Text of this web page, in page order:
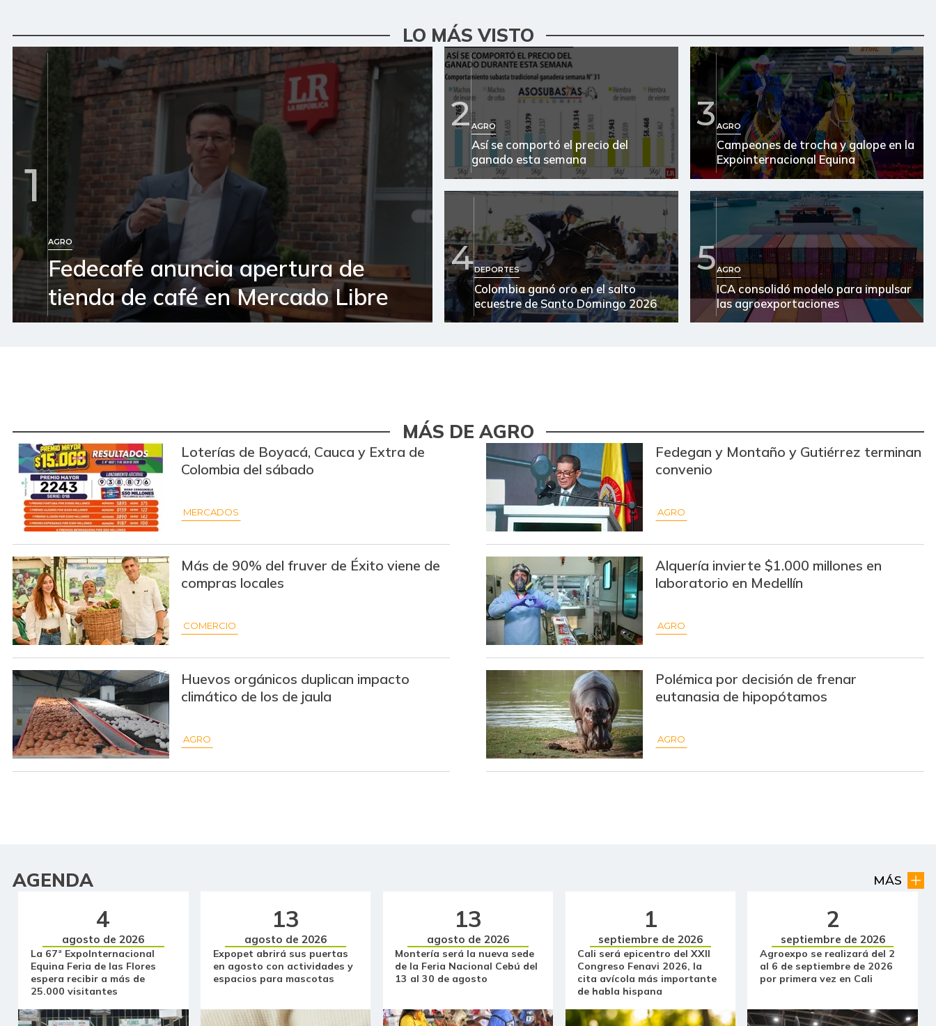
Arroz de primera
Arveja verde $ 7.174,00 - -
Atún en lata $ 20.380,00 - -
Avena en hojuelas $ 7.533,00 -
Azúcar $ 2.761,00 +$ 3,00 +0,11%
Azúcar morena $ 3.810,00 - -
Azúcar refinada $ 2.920,00 -
Bagre rayado entero fresco $ 21.000,00 - -
Banano Urabá $ 3.278,00 - -
Banano criollo $ 1.389,00 +$ 56,00 +4,20%
Carne de res en canal $ 30.000,00 - -
Cebolla cabezona blanca $ 2.557,00 -$ 261,00 -9,26%
Cebolla cabezona roja
Cebolla larga $ 3.148,00
Chocolate dulce $ 10.700,00 -
Chócolo mazorca $ 747,00 -$ 46,00
Cilantro
Cuchuco de cebada
Cuchuco de maíz $ 2.900,00
Curuba $ 2.375,00 -
Fríjol bolón
Fríjol verde en vaina
Gelatina $ 25.000,00
Granadilla $ 9.286,00 +$ 179,00 +1,97%
Guanábana $ 4.250,00 -$ 750,00
Guayaba $ 4.375,00 -$ 170,00 -3,74%
LO MÁS VISTO
1
AGRO
Fedecafe anuncia apertura de
tienda de café en Mercado Libre
2AGRO
Así se comportó el precio del
ganado esta semana
3AGRO
Campeones de trocha y galope en la
Expointernacional Equina
4DEPORTES
Colombia ganó oro en el salto
ecuestre de Santo Domingo 2026
5AGRO
ICA consolidó modelo para impulsar
las agroexportaciones
MÁS DE AGRO
Loterías de Boyacá, Cauca y Extra de
Colombia del sábado
MERCADOS
Fedegan y Montaño y Gutiérrez terminan
convenio
AGRO
Más de 90% del fruver de Éxito viene de
compras locales
COMERCIO
Alquería invierte $1.000 millones en
laboratorio en Medellín
AGRO
Huevos orgánicos duplican impacto
climático de los de jaula
AGRO
Polémica por decisión de frenar
eutanasia de hipopótamos
AGRO
AGENDA MÁS
4
agosto de 2026
La 67ª ExpoInternacional
Equina Feria de las Flores
espera recibir a más de
25.000 visitantes
13
agosto de 2026
Expopet abrirá sus puertas
en agosto con actividades y
espacios para mascotas
13
agosto de 2026
Montería será la nueva sede
de la Feria Nacional Cebú del
13 al 30 de agosto
1
septiembre de 2026
Cali será epicentro del XXII
Congreso Fenavi 2026, la
cita avícola más importante
de habla hispana
2
septiembre de 2026
Agroexpo se realizará del 2
al 6 de septiembre de 2026
por primera vez en Cali